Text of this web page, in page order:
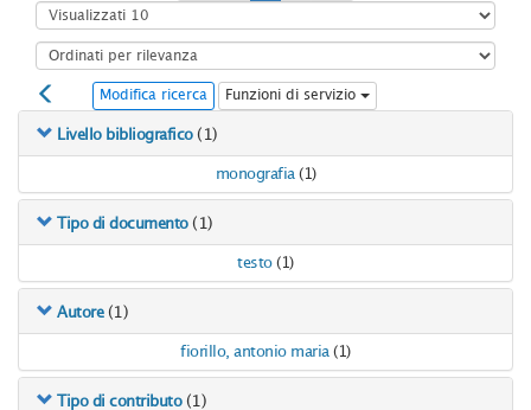
Modifica ricerca Funzioni di servizio
Livello bibliografico (1)
monografia (1)
Tipo di documento (1)
testo (1)
Autore (1)
fiorillo, antonio maria (1)
Tipo di contributo (1)